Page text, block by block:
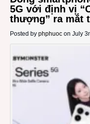
5G với định vị
thượng” ra mắt
Posted by phphuoc on July